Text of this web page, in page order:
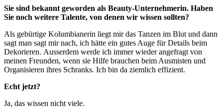
Sie sind bekannt geworden als Beauty-Unternehmerin. Haben
Sie noch weitere Talente, von denen wir wissen sollten?
Als gebürtige Kolumbianerin liegt mir das Tanzen im Blut und dann
sagt man sagt mir nach, ich hätte ein gutes Auge für Details beim
Dekorieren. Ausserdem werde ich immer wieder angefragt von
meinen Freunden, wenn sie Hilfe brauchen beim Ausmisten und
Organisieren ihres Schranks. Ich bin da ziemlich effizient.
Echt jetzt?
Ja, das wissen nicht viele.